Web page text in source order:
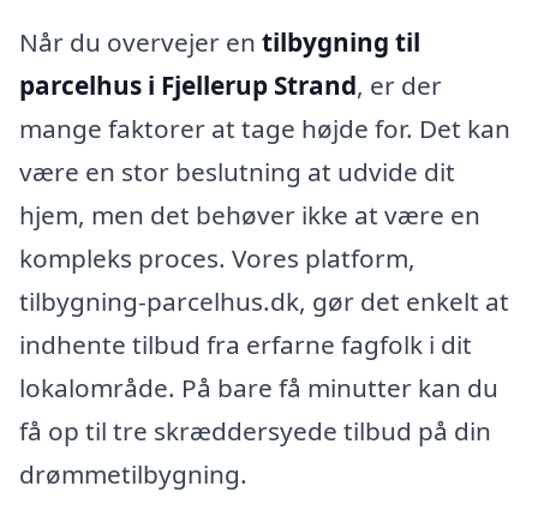
Når du overvejer en tilbygning til
parcelhus i Fjellerup Strand, er der
mange faktorer at tage højde for. Det kan
være en stor beslutning at udvide dit
hjem, men det behøver ikke at være en
kompleks proces. Vores platform,
tilbygning-parcelhus.dk, gør det enkelt at
indhente tilbud fra erfarne fagfolk i dit
lokalområde. På bare få minutter kan du
få op til tre skræddersyede tilbud på din
drømmetilbygning.